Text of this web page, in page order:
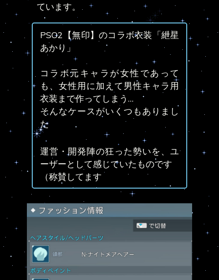
ています。
PSO2【無印】のコラボ衣装「紲星
あかり」
コラボ元キャラが女性であって
も、女性用に加えて男性キャラ用
衣装まで作ってしまう…
そんなケースがいくつもありまし
た
運営・開発陣の狂った勢いを、ユ
ーザーとして感じていたものです
（称賛してます